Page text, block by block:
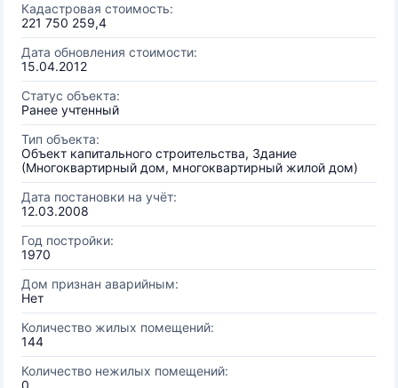
Кадастровая стоимость:
221 750 259,4
Дата обновления стоимости:
15.04.2012
Статус объекта:
Ранее учтенный
Тип объекта:
Объект капитального строительства, Здание
(Многоквартирный дом, многоквартирный жилой дом)
Дата постановки на учёт:
12.03.2008
Год постройки:
1970
Дом признан аварийным:
Нет
Количество жилых помещений:
144
Количество нежилых помещений:
0